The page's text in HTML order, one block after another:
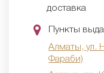
доставка
Пункты
Алматы, ул.
Фараби)